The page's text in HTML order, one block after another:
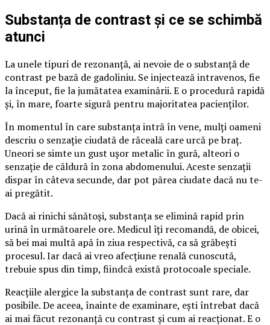
Substanța de contrast și ce se schimbă
atunci
La unele tipuri de rezonanță, ai nevoie de o substanță de
contrast pe bază de gadoliniu. Se injectează intravenos, fie
la început, fie la jumătatea examinării. E o procedură rapidă
și, în mare, foarte sigură pentru majoritatea pacienților.
În momentul în care substanța intră în vene, mulți oameni
descriu o senzație ciudată de răceală care urcă pe braț.
Uneori se simte un gust ușor metalic în gură, alteori o
senzație de căldură în zona abdomenului. Aceste senzații
dispar în câteva secunde, dar pot părea ciudate dacă nu te-
ai pregătit.
Dacă ai rinichi sănătoși, substanța se elimină rapid prin
urină în următoarele ore. Medicul îți recomandă, de obicei,
să bei mai multă apă în ziua respectivă, ca să grăbești
procesul. Iar dacă ai vreo afecțiune renală cunoscută,
trebuie spus din timp, fiindcă există protocoale speciale.
Reacțiile alergice la substanța de contrast sunt rare, dar
posibile. De aceea, înainte de examinare, ești întrebat dacă
ai mai făcut rezonanță cu contrast și cum ai reacționat. E o